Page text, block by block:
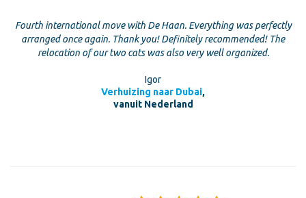
Fourth international move with De Haan. Everything was perfectly
arranged once again. Thank you! Definitely recommended! The
relocation of our two cats was also very well organized.
Igor
Verhuizing naar Dubai,
vanuit Nederland